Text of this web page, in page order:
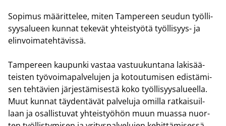
So­pi­mus mää­rit­te­lee, miten Tam­pe­reen seu­dun työl­li­
syy­sa­lu­een kun­nat te­ke­vät yh­teis­työ­tä työllisyys-​ ja
elin­voi­ma­teh­tä­vis­sä.
Tam­pe­reen kau­pun­ki vas­taa vas­tuu­kun­ta­na la­ki­sää­
teis­ten työ­voi­ma­pal­ve­lu­jen ja ko­tou­tu­mi­sen edis­tä­mi­
sen teh­tä­vien jär­jes­tä­mi­ses­tä koko työl­li­syy­sa­lu­eel­la.
Muut kun­nat täy­den­tä­vät pal­ve­lu­ja omil­la rat­kai­suil­
laan ja osal­lis­tu­vat yh­teis­työ­hön muun muas­sa nuor­